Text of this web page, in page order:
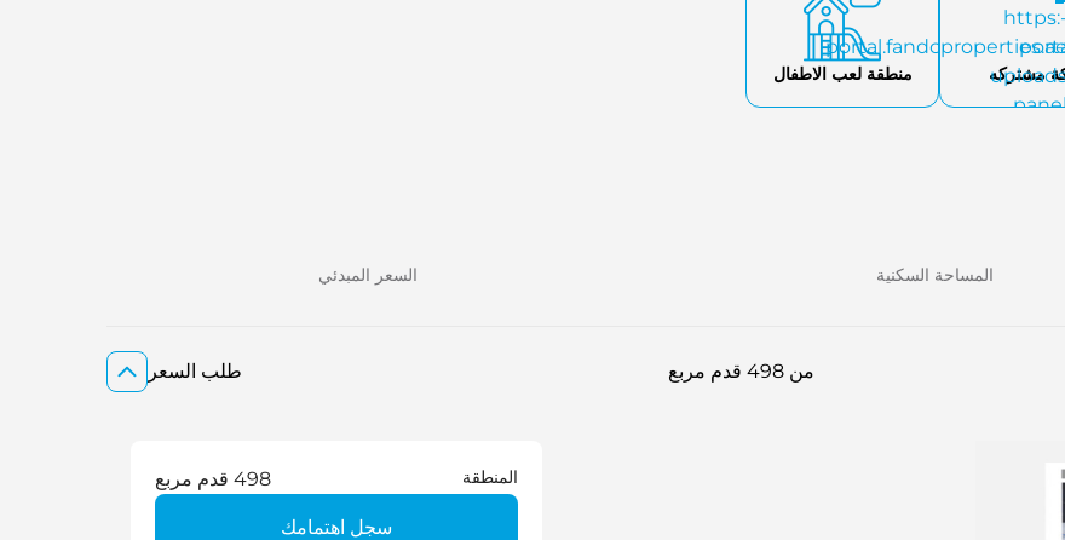
مشتركه منطقة لعب الاطفال
المساحة السكنية السعر المبدئي
من 498 قدم مربع طلب السعر
المنطقة 498 قدم مربع
سجل اهتمامك